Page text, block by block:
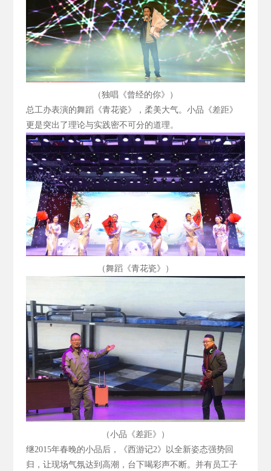
（独唱《曾经的你》）
总工办表演的舞蹈《青花瓷》，柔美大气。小品《差距》
更是突出了理论与实践密不可分的道理。
（舞蹈《青花瓷》）
（小品《差距》）
继2015年春晚的小品后，《西游记2》以全新姿态强势回
归，让现场气氛达到高潮，台下喝彩声不断。并有员工子